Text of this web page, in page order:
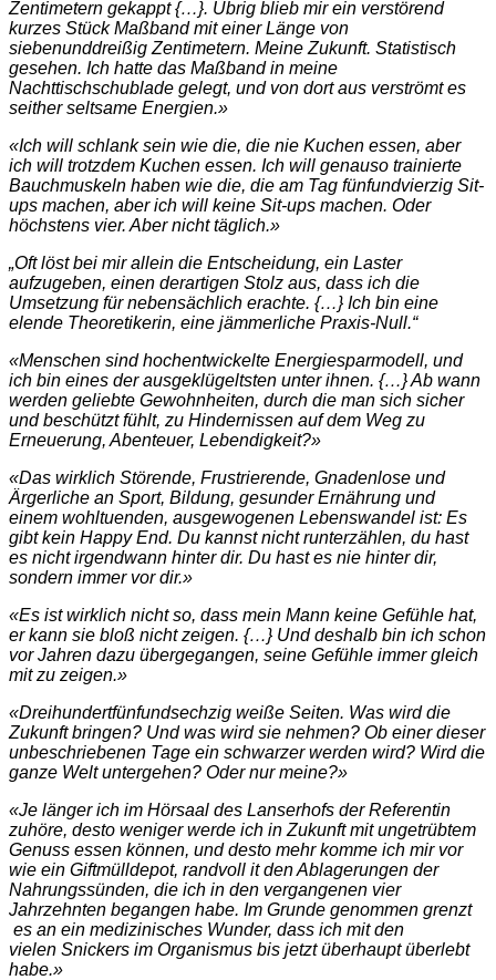
Zentimetern gekappt {…}. Übrig blieb mir ein verstörend
kurzes Stück Maßband mit einer Länge von
siebenunddreißig Zentimetern. Meine Zukunft. Statistisch
gesehen. Ich hatte das Maßband in meine
Nachttischschublade gelegt, und von dort aus verströmt es
seither seltsame Energien.»
«Ich will schlank sein wie die, die nie Kuchen essen, aber
ich will trotzdem Kuchen essen. Ich will genauso trainierte
Bauchmuskeln haben wie die, die am Tag fünfundvierzig Sit-
ups machen, aber ich will keine Sit-ups machen. Oder
höchstens vier. Aber nicht täglich.»
„Oft löst bei mir allein die Entscheidung, ein Laster
aufzugeben, einen derartigen Stolz aus, dass ich die
Umsetzung für nebensächlich erachte. {…} Ich bin eine
elende Theoretikerin, eine jämmerliche Praxis-Null.“
«Menschen sind hochentwickelte Energiesparmodell, und
ich bin eines der ausgeklügeltsten unter ihnen. {…} Ab wann
werden geliebte Gewohnheiten, durch die man sich sicher
und beschützt fühlt, zu Hindernissen auf dem Weg zu
Erneuerung, Abenteuer, Lebendigkeit?»
«Das wirklich Störende, Frustrierende, Gnadenlose und
Ärgerliche an Sport, Bildung, gesunder Ernährung und
einem wohltuenden, ausgewogenen Lebenswandel ist: Es
gibt kein Happy End. Du kannst nicht runterzählen, du hast
es nicht irgendwann hinter dir. Du hast es nie hinter dir,
sondern immer vor dir.»
«Es ist wirklich nicht so, dass mein Mann keine Gefühle hat,
er kann sie bloß nicht zeigen. {…} Und deshalb bin ich schon
vor Jahren dazu übergegangen, seine Gefühle immer gleich
mit zu zeigen.»
«Dreihundertfünfundsechzig weiße Seiten. Was wird die
Zukunft bringen? Und was wird sie nehmen? Ob einer dieser
unbeschriebenen Tage ein schwarzer werden wird? Wird die
ganze Welt untergehen? Oder nur meine?»
«Je länger ich im Hörsaal des Lanserhofs der Referentin
zuhöre, desto weniger werde ich in Zukunft mit ungetrübtem
Genuss essen können, und desto mehr komme ich mir vor
wie ein Giftmülldepot, randvoll it den Ablagerungen der
Nahrungssünden, die ich in den vergangenen vier
Jahrzehnten begangen habe. Im Grunde genommen grenzt
es an ein medizinisches Wunder, dass ich mit den
vielen Snickers im Organismus bis jetzt überhaupt überlebt
habe.»